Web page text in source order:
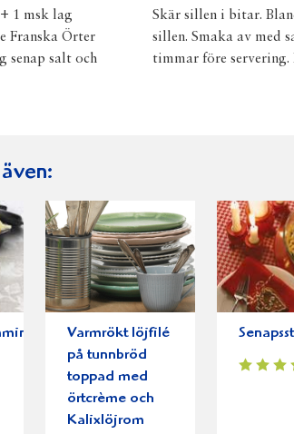
1 msk lag
Franska Örter
senap salt och
Skär sillen i bitar.
sillen. Smaka av med
timmar före servering.
Varmrökt löjfilé
på tunnbröd
toppad med
örtcrème och
Kalixlöjrom